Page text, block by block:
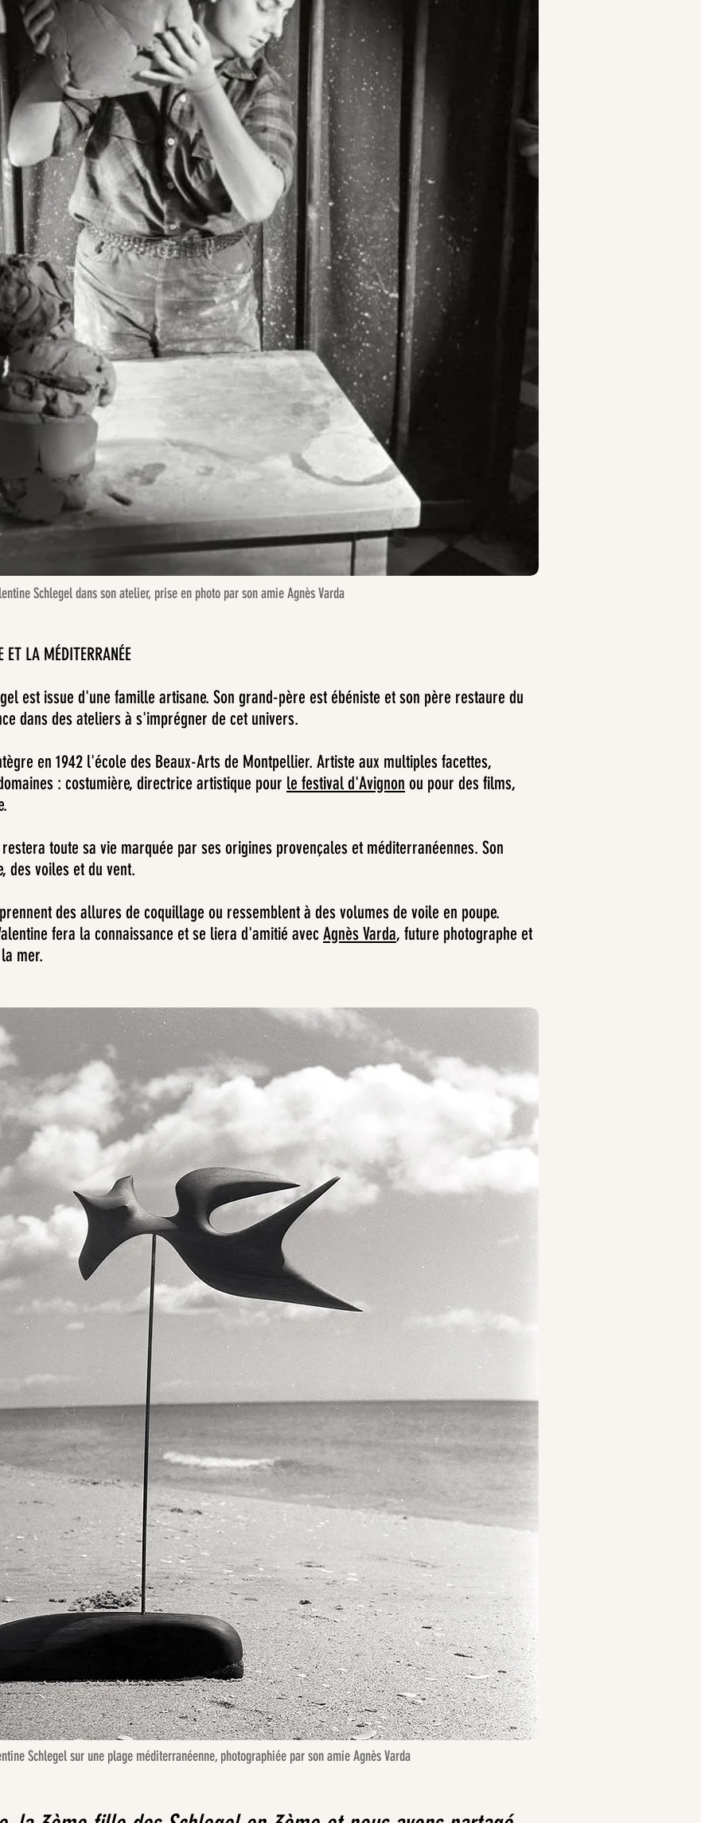
Schlegel dans son atelier, prise en photo par son amie Agnès Varda
ET LA MÉDITERRANÉE
est issue d'une famille artisane. Son grand-père est ébéniste et son père restaure du
dans des ateliers à s'imprégner de cet univers.
en 1942 l'école des Beaux-Arts de Montpellier. Artiste aux multiples facettes,
: costumière, directrice artistique pour le festival d'Avignon ou pour des films,
toute sa vie marquée par ses origines provençales et méditerranéennes. Son
des voiles et du vent.
des allures de coquillage ou ressemblent à des volumes de voile en poupe.
fera la connaissance et se liera d'amitié avec Agnès Varda, future photographe et
mer.
Schlegel sur une plage méditerranéenne, photographiée par son amie Agnès Varda